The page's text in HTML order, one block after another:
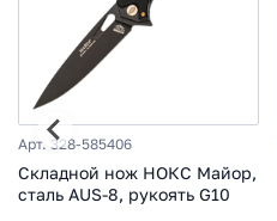
Арт. 328-585406
Складной нож НОКС Майор,
сталь AUS-8, рукоять G10